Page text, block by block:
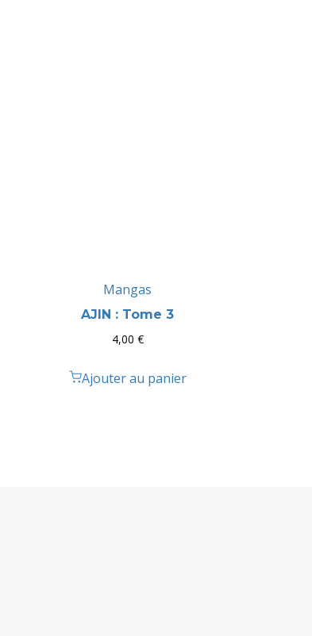
Mangas
AJIN : Tome 3
4,00 €
Ajouter au panier